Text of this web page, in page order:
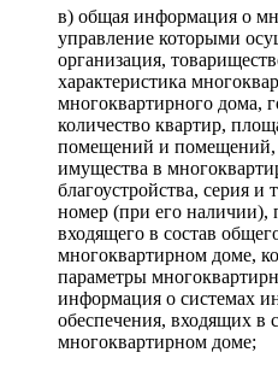
в) общая информация о
управление которыми
организация,
характеристика
многоквартирного дома,
количество квартир,
помещений и помещений,
имущества в
благоустройства, серия
номер (при его наличии),
входящего в состав
многоквартирном доме,
параметры
информация о системах
обеспечения, входящих в
многоквартирном доме;